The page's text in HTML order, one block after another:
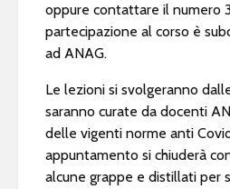
oppure contattare il numero
partecipazione al corso è
ad ANAG.
Le lezioni si svolgeranno
saranno curate da docenti
delle vigenti norme anti
appuntamento si chiuderà
alcune grappe e distillati per